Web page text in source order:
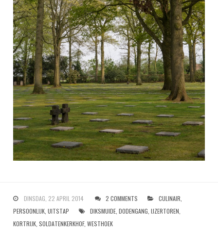
DINSDAG, 22 APRIL 2014 2 COMMENTS CULINAIR
PERSOONLIJK, UITSTAP DIKSMUIDE, DODENGANG IJZERTOREN
KORTRIJK, SOLDATENKERKHOF, WESTHOEK